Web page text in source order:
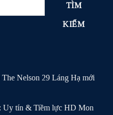
TÌM
KIẾM
Nelson 29 Láng Hạ mới
Uy tín & Tiềm lực HD Mon